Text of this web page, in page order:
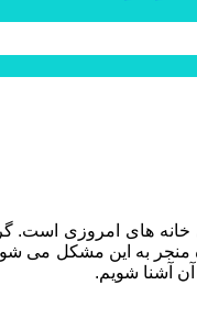
های امروزی است.
به این مشکل می
آشنا شویم.